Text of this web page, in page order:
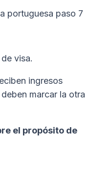
visa.
ingresos
marcar la otra
el propósito de